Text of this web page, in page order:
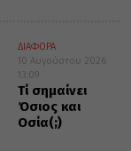
ΔΙΑΦΟΡΑ
10 Αυγούστου 2026
13:09
Τί σημαίνει
Όσιος και
Οσία(;)